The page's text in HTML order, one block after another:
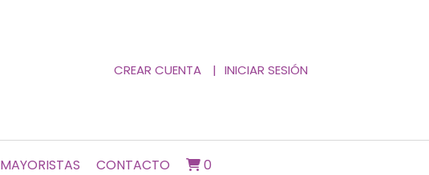
CREAR CUENTA INICIAR SESIÓN
MAYORISTAS CONTACTO 0